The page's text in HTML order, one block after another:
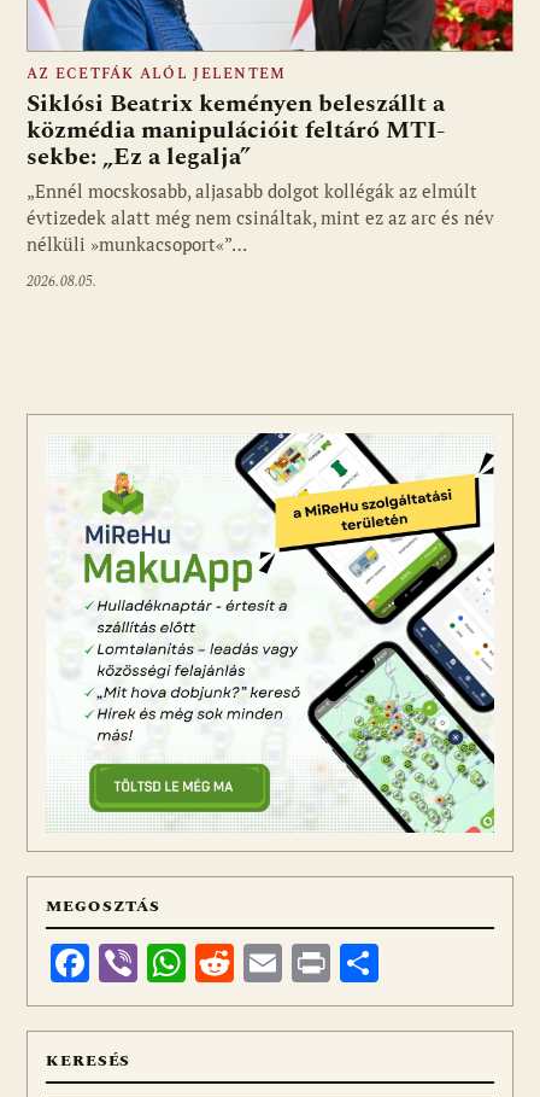
Fotó: media1.hu
AZ ECETFÁK ALÓL JELENTEM
Siklósi Beatrix keményen beleszállt a
közmédia manipulációit feltáró MTI-
sekbe: „Ez a legalja”
„Ennél mocskosabb, aljasabb dolgot kollégák az elmúlt
évtizedek alatt még nem csináltak, mint ez az arc és név
nélküli »munkacsoport«”…
2026.08.05.
MEGOSZTÁS
Facebook
ViberWhatsApp
Reddit
Email
Print
meg
KERESÉS